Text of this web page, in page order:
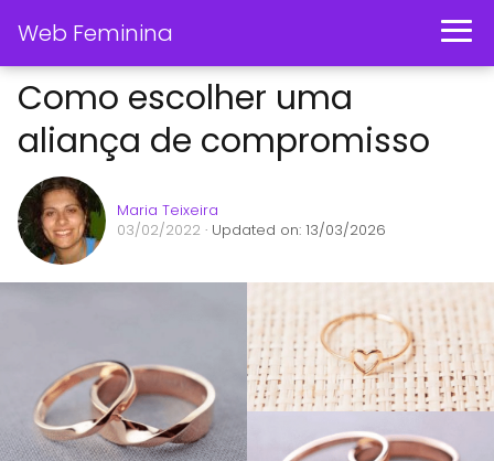
Web Feminina
Como escolher uma
aliança de compromisso
Maria Teixeira
03/02/2022 · Updated on: 13/03/2026